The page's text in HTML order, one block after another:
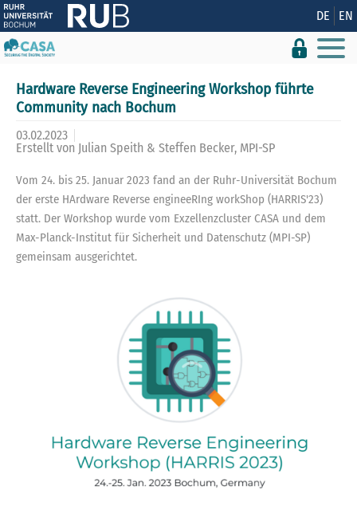
Zeige besser passende Version dieser Seite DE EN
Hardware Reverse Engineering Workshop führte
Community nach Bochum
03.02.2023
Erstellt von Julian Speith & Steffen Becker, MPI-SP
Vom 24. bis 25. Januar 2023 fand an der Ruhr-Universität Bochum
der erste HArdware Reverse engineeRIng workShop (HARRIS'23)
statt. Der Workshop wurde vom Exzellenzcluster CASA und dem
Max-Planck-Institut für Sicherheit und Datenschutz (MPI-SP)
gemeinsam ausgerichtet.